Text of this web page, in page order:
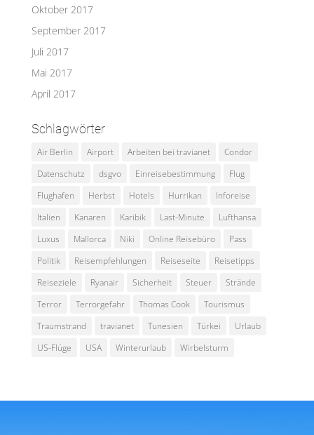
Oktober 2017
September 2017
Juli 2017
Mai 2017
April 2017
Schlagwörter
Air Berlin Airport Arbeiten bei travianet
Condor
Datenschutz
dsgvo Einreisebestimmung
Flug
Flughafen
Herbst Hotels Hurrikan
Inforeise
Italien
Kanaren Karibik Last-Minute
Lufthansa
Luxus
Mallorca Niki Online Reisebüro
Pass
Politik
Reisempfehlungen Reiseseite
Reisetipps
Reiseziele
Ryanair Sicherheit Steuer
Strände
Terror
Terrorgefahr Thomas Cook
Tourismus
Traumstrand
travianet Tunesien Türkei
Urlaub
US-Flüge
USA Winterurlaub Wirbelsturm